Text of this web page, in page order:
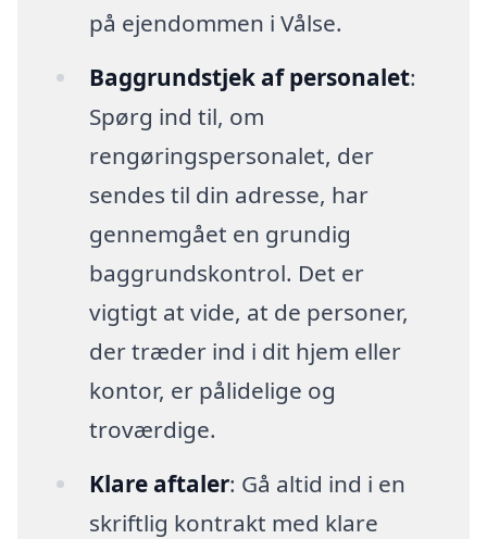
på ejendommen i Vålse.
Baggrundstjek af personalet:
Spørg ind til, om
rengøringspersonalet, der
sendes til din adresse, har
gennemgået en grundig
baggrundskontrol. Det er
vigtigt at vide, at de personer,
der træder ind i dit hjem eller
kontor, er pålidelige og
troværdige.
Klare aftaler: Gå altid ind i en
skriftlig kontrakt med klare